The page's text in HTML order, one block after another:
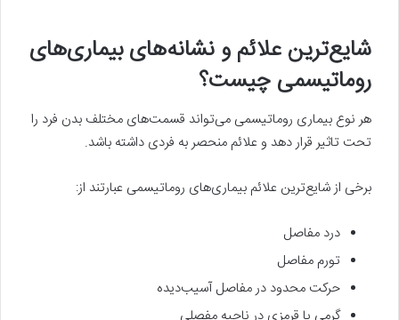
شایع‌ترین علائم و نشانه‌های بیماری‌های
روماتیسمی چیست؟
هر نوع بیماری روماتیسمی می‌تواند قسمت‌های مختلف بدن فرد را
تحت تاثیر قرار دهد و علائم منحصر به‌ فردی داشته باشد.
برخی از شایع‌ترین علائم بیماری‌های روماتیسمی عبارتند از:
درد مفاصل
تورم مفاصل
حرکت محدود در مفاصل آسیب‌دیده